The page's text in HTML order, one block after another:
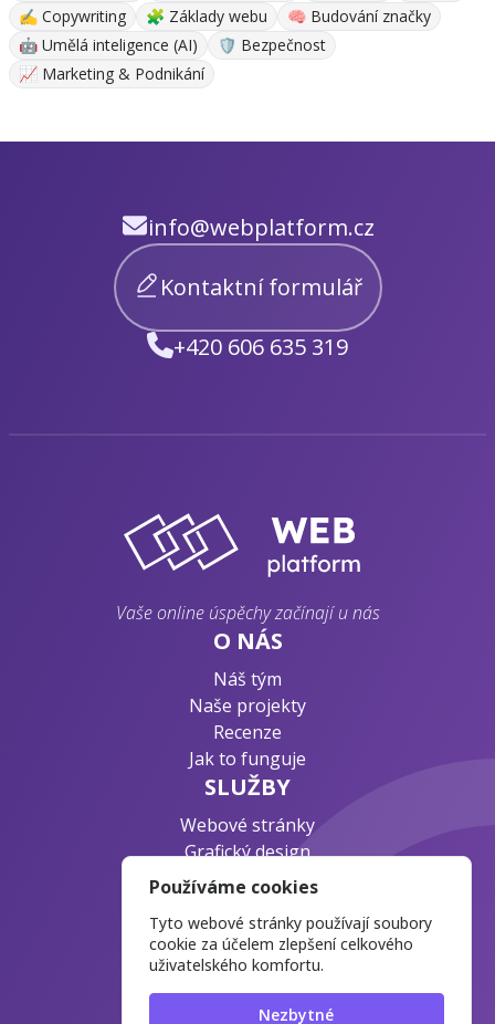
✍ Copywriting
🧩 Základy webu
🧠 Budování značky
🤖 Umělá inteligence (AI)
🛡️ Bezpečnost
📈 Marketing & Podnikání
info@webplatform.cz
Kontaktní formulář
+420 606 635 319
Vaše online úspěchy začínají u nás
O NÁS
Náš tým
Naše projekty
Recenze
Jak to funguje
SLUŽBY
Webové stránky
Grafický design
Byznys konzultace
Ochrana osobních údajů
Časté otázky
Blog o webdesignu
Používáme cookies
Tyto webové stránky používají soubory
cookie za účelem zlepšení celkového
uživatelského komfortu.
Nezbytné